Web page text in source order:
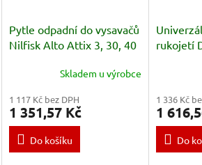
Pytle odpadní do vysavačů
Nilfisk Alto Attix 3, 30, 40
Skladem u výrobce
1 117 Kč bez DPH
1 351,57 Kč
Do košíku
rukojetí
1 336 Kč
1
Do